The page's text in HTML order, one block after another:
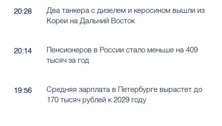
20:28
Два танкера с дизелем и керосином вышли из
Кореи на Дальний Восток
20:14
Пенсионеров в России стало меньше на 409
тысяч за год
19:56
Средняя зарплата в Петербурге вырастет до
170 тысяч рублей к 2029 году